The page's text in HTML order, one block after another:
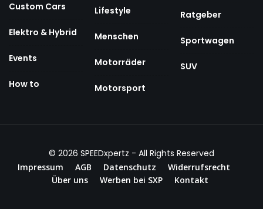
Custom Cars
Elektro & Hybrid
Events
How to
Lifestyle
Menschen
Motorräder
Motorsport
Ratgeber
Sportwagen
SUV
© 2026 SPEEDxpertz - All Rights Reserved
Impressum AGB Datenschutz
Widerrufsrecht
Über uns
Werben bei SXP Kontakt